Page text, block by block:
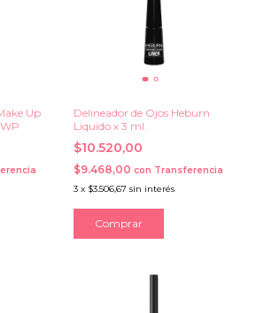
Up
Delineador de Ojos Heburn
Liquido x 3 ml.
$10.520,00
$9.468,00 con Transferencia
3 x $3.506,67 sin interés